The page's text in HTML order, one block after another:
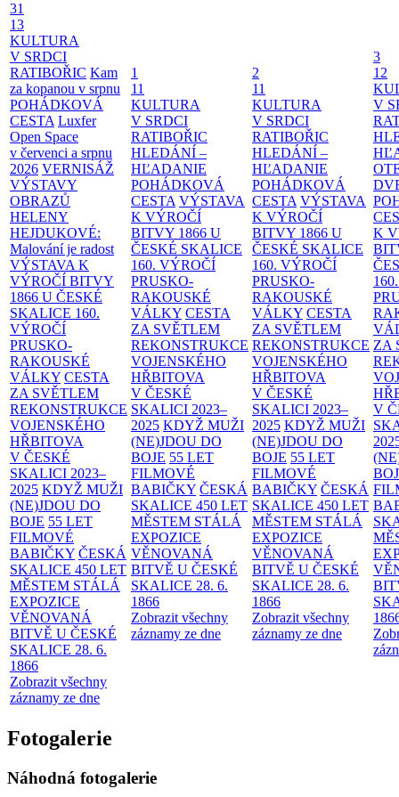
31
13
KULTURA
V SRDCI
RATIBOŘIC Kam
za kopanou v srpnu
POHÁDKOVÁ
CESTA Luxfer
Open Space
v červenci a srpnu
2026 VERNISÁŽ
VÝSTAVY
OBRAZŮ
HELENY
HEJDUKOVÉ:
Malování je radost
VÝSTAVA K
VÝROČÍ BITVY
1866 U ČESKÉ
SKALICE 160.
VÝROČÍ
PRUSKO-
RAKOUSKÉ
VÁLKY CESTA
ZA SVĚTLEM
REKONSTRUKCE
VOJENSKÉHO
HŘBITOVA
V ČESKÉ
SKALICI 2023–
2025 KDYŽ MUŽI
(NE)JDOU DO
BOJE 55 LET
FILMOVÉ
BABIČKY ČESKÁ
SKALICE 450 LET
MĚSTEM STÁLÁ
EXPOZICE
VĚNOVANÁ
BITVĚ U ČESKÉ
SKALICE 28. 6.
1866
Zobrazit všechny
záznamy ze dne
1
11
KULTURA
V SRDCI
RATIBOŘIC
HLEDÁNÍ –
HĽADANIE
POHÁDKOVÁ
CESTA VÝSTAVA
K VÝROČÍ
BITVY 1866 U
ČESKÉ SKALICE
160. VÝROČÍ
PRUSKO-
RAKOUSKÉ
VÁLKY CESTA
ZA SVĚTLEM
REKONSTRUKCE
VOJENSKÉHO
HŘBITOVA
V ČESKÉ
SKALICI 2023–
2025 KDYŽ MUŽI
(NE)JDOU DO
BOJE 55 LET
FILMOVÉ
BABIČKY ČESKÁ
SKALICE 450 LET
MĚSTEM STÁLÁ
EXPOZICE
VĚNOVANÁ
BITVĚ U ČESKÉ
SKALICE 28. 6.
1866
Zobrazit všechny
záznamy ze dne
2
11
KULTURA
V SRDCI
RATIBOŘIC
HLEDÁNÍ –
HĽADANIE
POHÁDKOVÁ
CESTA VÝSTAVA
K VÝROČÍ
BITVY 1866 U
ČESKÉ SKALICE
160. VÝROČÍ
PRUSKO-
RAKOUSKÉ
VÁLKY CESTA
ZA SVĚTLEM
REKONSTRUKCE
VOJENSKÉHO
HŘBITOVA
V ČESKÉ
SKALICI 2023–
2025 KDYŽ MUŽI
(NE)JDOU DO
BOJE 55 LET
FILMOVÉ
BABIČKY ČESKÁ
SKALICE 450 LET
MĚSTEM STÁLÁ
EXPOZICE
VĚNOVANÁ
BITVĚ U ČESKÉ
SKALICE 28. 6.
1866
Zobrazit všechny
záznamy ze dne
3
12
V
K
ZA
V
Fotogalerie
Náhodná fotogalerie